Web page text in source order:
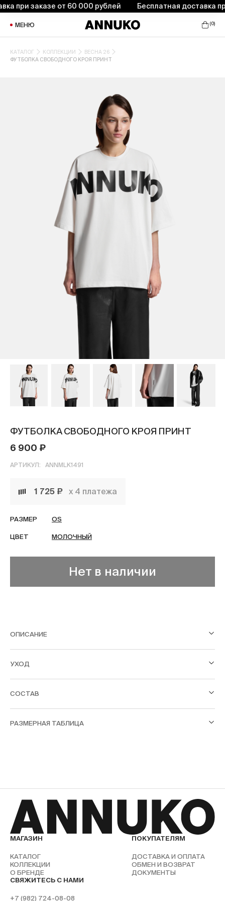
при заказе от 60 000 рублей Бесплатная доставка
МЕНЮ (0)
КАТАЛОГ КОЛЛЕКЦИИ
ВЕСНА 26
ФУТБОЛКА СВОБОДНОГО КРОЯ ПРИНТ
ФУТБОЛКА СВОБОДНОГО КРОЯ ПРИНТ
6 900 ₽
АРТИКУЛ: ANNMLK1491
1 725 ₽ х 4 платежа
РАЗМЕР OS
ЦВЕТ МОЛОЧНЫЙ
Нет в наличии
ОПИСАНИЕ
УХОД
СОСТАВ
РАЗМЕРНАЯ ТАБЛИЦА
МАГАЗИН
КАТАЛОГ
КОЛЛЕКЦИИ
О БРЕНДЕ
ПОКУПАТЕЛЯМ
ДОСТАВКА И ОПЛАТА
ОБМЕН И ВОЗВРАТ
ДОКУМЕНТЫ
СВЯЖИТЕСЬ С НАМИ
+7 (982) 724-08-08